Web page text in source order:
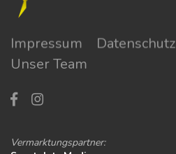
Impressum Datenschutz
Unser Team
Vermarktungspartner: